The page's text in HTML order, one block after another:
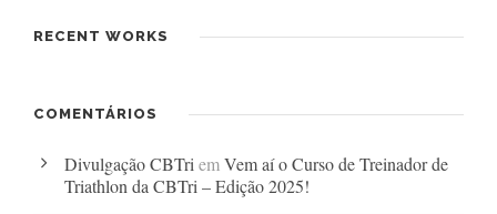
RECENT WORKS
COMENTÁRIOS
Divulgação CBTri emVem aí o Curso de Treinador de
Triathlon da CBTri – Edição 2025!